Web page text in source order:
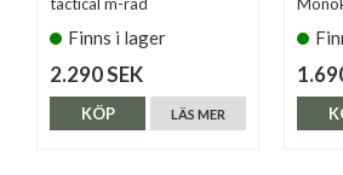
Finns i lager
2.290 SEK
LÄS MER
KÖP